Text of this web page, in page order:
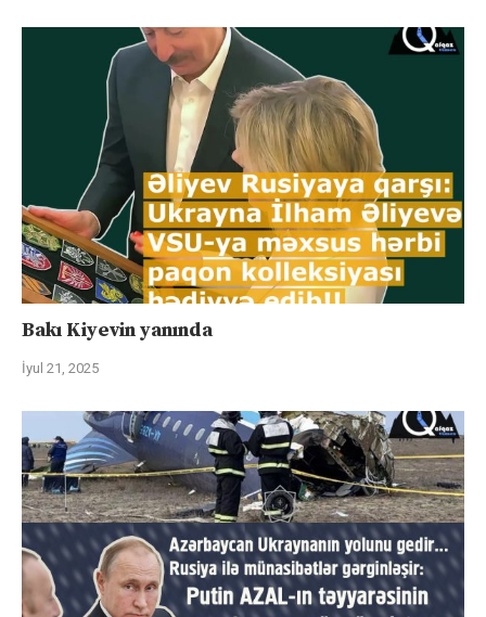
Bakı Kiyevin yanında
İyul 21, 2025